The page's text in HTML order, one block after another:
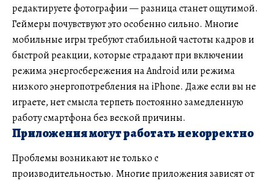
редактируете фотографии — разница станет ощутимой.
Геймеры почувствуют это особенно сильно. Многие
мобильные игры требуют стабильной частоты кадров и
быстрой реакции, которые страдают при включении
режима энергосбережения на Android или режима
низкого энергопотребления на iPhone. Даже если вы не
играете, нет смысла терпеть постоянно замедленную
работу смартфона без веской причины.
Приложения могут работать некорректно
Проблемы возникают не только с
производительностью. Многие приложения зависят от